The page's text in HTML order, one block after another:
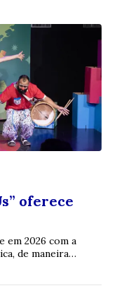
oferece
em 2026 com a
de maneira